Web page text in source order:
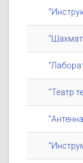
"Театр